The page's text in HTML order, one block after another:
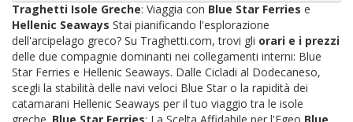
Traghetti Isole Greche: Viaggia con Blue Star Ferries e
Hellenic Seaways Stai pianificando l'esplorazione
dell'arcipelago greco? Su Traghetti.com, trovi gli orari e i prezzi
delle due compagnie dominanti nei collegamenti interni: Blue
Star Ferries e Hellenic Seaways. Dalle Cicladi al Dodecaneso,
scegli la stabilità delle navi veloci Blue Star o la rapidità dei
catamarani Hellenic Seaways per il tuo viaggio tra le isole